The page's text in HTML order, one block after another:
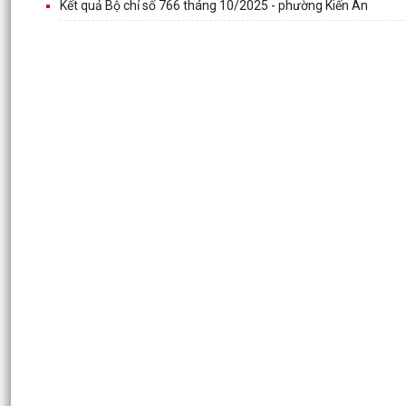
Kết quả Bộ chỉ số 766 tháng 10/2025 - phường Kiến An